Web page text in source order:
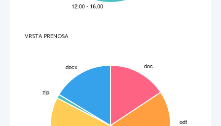
VRSTA PRENOSA